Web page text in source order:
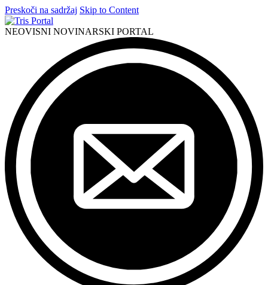
Preskoči na sadržaj Skip to Content
NEOVISNI NOVINARSKI PORTAL